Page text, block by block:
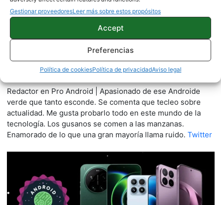
Gestionar proveedoresLeer más sobre estos propósitos
Accept
Preferencias
Política de cookiesPolítica de privacidadAviso legal
Quelian Sanz
Redactor en Pro Android | Apasionado de ese Androide
verde que tanto esconde. Se comenta que tecleo sobre
actualidad. Me gusta probarlo todo en este mundo de la
tecnología. Los gusanos se comen a las manzanas.
Enamorado de lo que una gran mayoría llama ruido. Twitter